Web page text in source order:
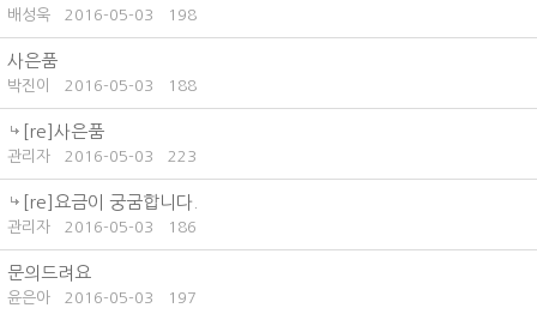
배성욱 2016-05-03 198
사은품
박진이 2016-05-03 188
[re]사은품
관리자 2016-05-03 223
[re]요금이 궁굼합니다.
관리자 2016-05-03 186
문의드려요
윤은아 2016-05-03 197